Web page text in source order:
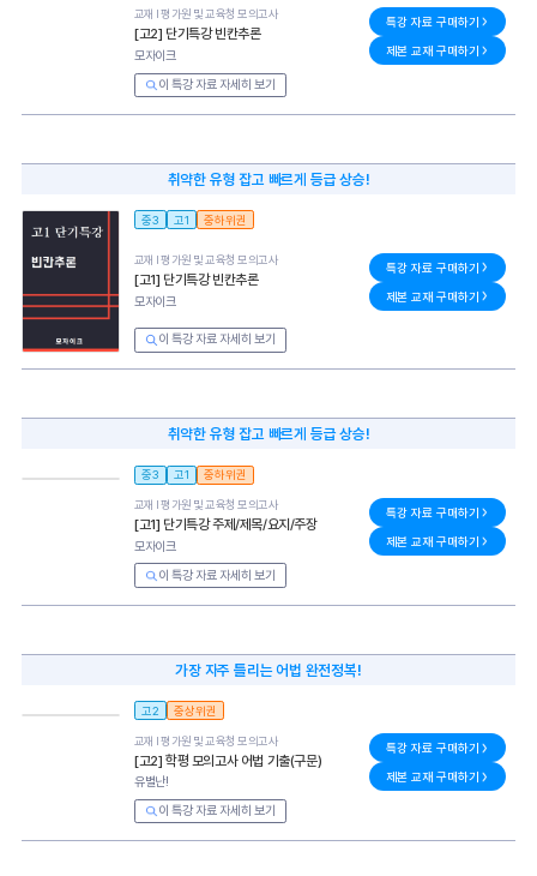
교재 l평가원 및 교육청 모의고사
[고2] 단기특강 빈칸추론
모자이크
이 특강 자료 자세히 보기
특강 자료 구매하기
제본 교재 구매하기
취약한 유형 잡고 빠르게 등급 상승!
중3 고1 중하위권
교재 l평가원 및 교육청 모의고사
[고1] 단기특강 빈칸추론
모자이크
이 특강 자료 자세히 보기
특강 자료 구매하기
제본 교재 구매하기
취약한 유형 잡고 빠르게 등급 상승!
중3 고1 중하위권
교재 l평가원 및 교육청 모의고사
[고1] 단기특강 주제/제목/요지/주장
모자이크
이 특강 자료 자세히 보기
특강 자료 구매하기
제본 교재 구매하기
가장 자주 틀리는 어법 완전정복!
고2 중상위권
교재 l평가원 및 교육청 모의고사
[고2] 학평 모의고사 어법 기출(구문)
유별난!
이 특강 자료 자세히 보기
특강 자료 구매하기
제본 교재 구매하기